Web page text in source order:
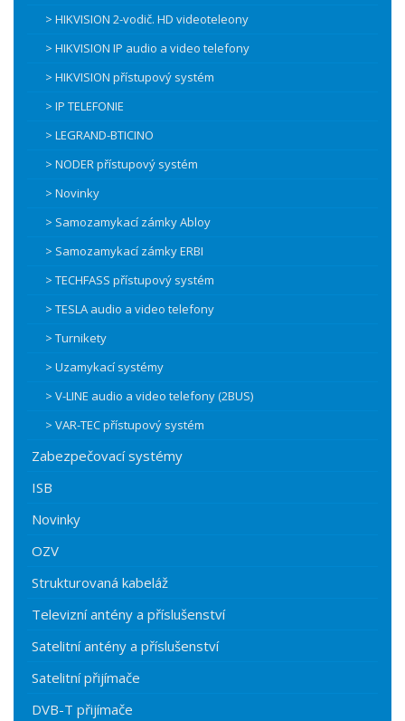
> HIKVISION 2-vodič. HD videoteleony
> HIKVISION IP audio a video telefony
> HIKVISION přístupový systém
> IP TELEFONIE
> LEGRAND-BTICINO
> NODER přístupový systém
> Novinky
> Samozamykací zámky Abloy
> Samozamykací zámky ERBI
> TECHFASS přístupový systém
> TESLA audio a video telefony
> Turnikety
> Uzamykací systémy
> V-LINE audio a video telefony (2BUS)
> VAR-TEC přístupový systém
Zabezpečovací systémy
ISB
Novinky
OZV
Strukturovaná kabeláž
Televizní antény a příslušenství
Satelitní antény a příslušenství
Satelitní přijímače
DVB-T přijímače